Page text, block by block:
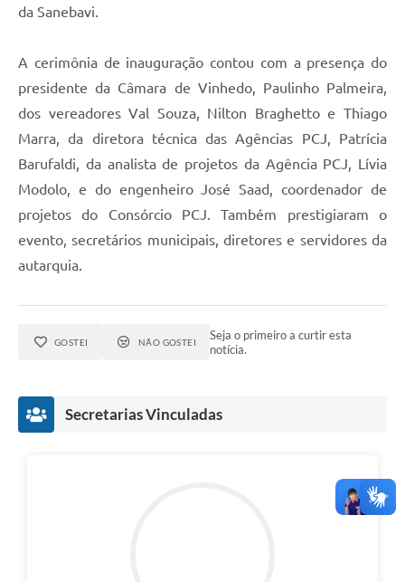
da Sanebavi.
A cerimônia de inauguração contou com a presença do
presidente da Câmara de Vinhedo, Paulinho Palmeira,
dos vereadores Val Souza, Nilton Braghetto e Thiago
Marra, da diretora técnica das Agências PCJ, Patrícia
Barufaldi, da analista de projetos da Agência PCJ, Lívia
Modolo, e do engenheiro José Saad, coordenador de
projetos do Consórcio PCJ. Também prestigiaram o
evento, secretários municipais, diretores e servidores da
autarquia.
GOSTEI NÃO GOSTEI
Seja o primeiro a curtir esta
notícia.
Secretarias Vinculadas